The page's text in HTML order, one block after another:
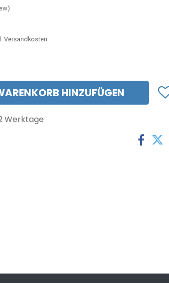
Versandkosten
HINZUFÜGEN
Werktage